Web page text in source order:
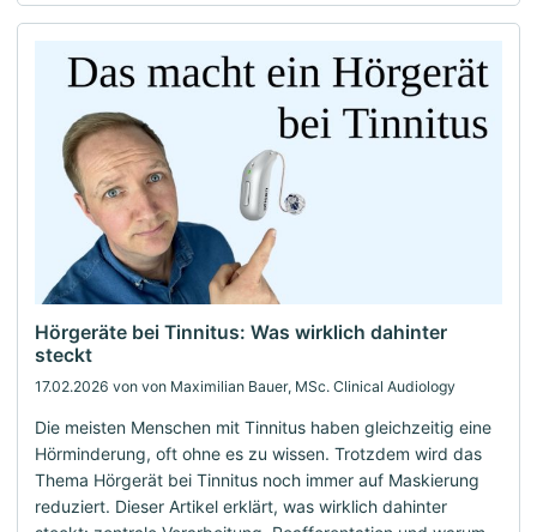
17.02.2026 von von Maximilian Bauer, MSc. Clinical Audiology
Hörgeräte bei Tinnitus: Was wirklich dahinter
steckt
Die meisten Menschen mit Tinnitus haben gleichzeitig eine
Hörminderung, oft ohne es zu wissen. Trotzdem wird das
Thema Hörgerät bei Tinnitus noch immer auf Maskierung
reduziert. Dieser Artikel erklärt, was wirklich dahinter